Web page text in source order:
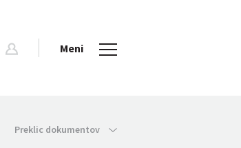
Meni
Preklic dokumentov